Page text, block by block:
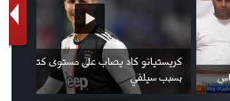
فيديو الإعلان الرسمي عن شعار بطولة كأس
العالم FIFA قطر 2022